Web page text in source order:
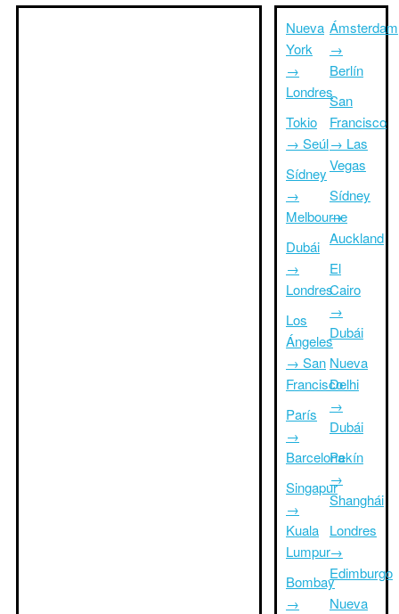
Nueva
York
→
Londres
Tokio
→ Seúl
Sídney
→
Melbourne
Dubái
→
Londres
Los
Ángeles
→ San
Francisco
París
→
Barcelona
Singapur
→
Kuala
Lumpur
Bombay
→
Ámsterdam
→
Berlín
San
Francisco
→ Las
Vegas
Sídney
→
Auckland
El
Cairo
→
Dubái
Nueva
Delhi
→
Dubái
Pekín
→
Shanghái
Londres
→
Edimburgo
Nueva